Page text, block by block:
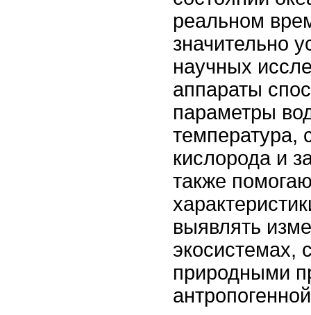
реальном
значительно
научных
аппараты
параметры
температура,
кислорода и
также
выявлять
экосистемах,
природными